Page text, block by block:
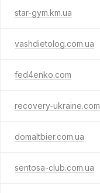
star-gym.km.ua
vashdietolog.com.ua
fed4enko.com
recovery-ukraine.com
domaltbier.com.ua
sentosa-club.com.ua